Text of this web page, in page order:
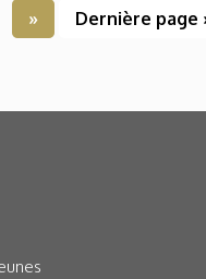
» Dernière page